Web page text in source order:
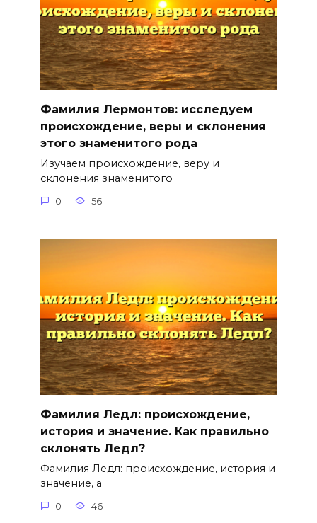
Фамилия Лермонтов: исследуем
происхождение, веры и склонения
этого знаменитого рода
Изучаем происхождение, веру и
склонения знаменитого
0 56
Фамилия Ледл: происхождение,
история и значение. Как правильно
склонять Ледл?
Фамилия Ледл: происхождение, история и
значение, а
0 46